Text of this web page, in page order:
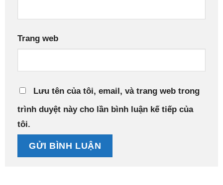
Trang web
Lưu tên của tôi, email, và trang web trong
trình duyệt này cho lần bình luận kế tiếp của
tôi.